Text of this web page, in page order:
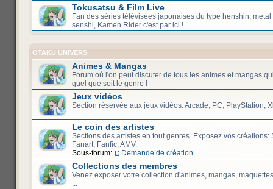
Tokusatsu & Film Live
Fan des séries télévisées japonaises du type henshin,
senshi, Kamen Rider c'est par ici !
OTAKU UNIVERS
Animes & Mangas
Forum où l'on peut discuter de tous les animes et mangas
quel que soit le genre !
Jeux vidéos
Section réservée aux jeux vidéos. Arcade, PC, PlayStation,
Le coin des artistes
Sections des artistes en tout genres. Exposez vos créations:
Fanart, Fanfic, AMV.
Sous-forum:
Demande de création
Collections des membres
Venez exposer votre collection d'animes, mangas,
...